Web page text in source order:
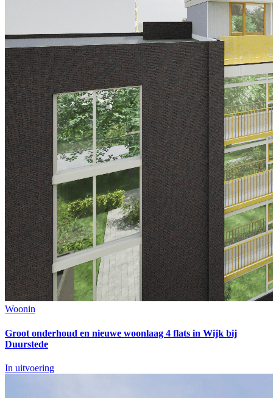
Woonin
Groot onderhoud en nieuwe woonlaag 4 flats in Wijk bij
Duurstede
In uitvoering